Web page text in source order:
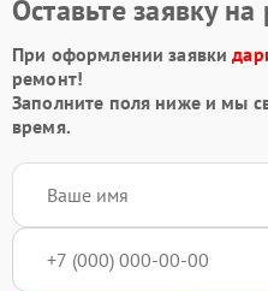
Оставьте заявку
При оформлении заявки
ремонт!
Заполните поля ниже и мы
время.